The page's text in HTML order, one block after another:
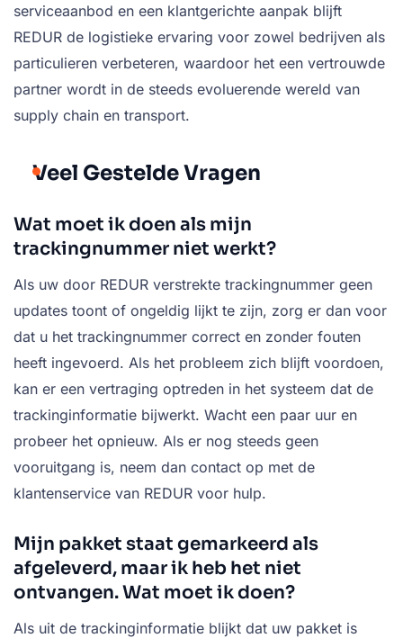
serviceaanbod en een klantgerichte aanpak blijft
REDUR de logistieke ervaring voor zowel bedrijven als
particulieren verbeteren, waardoor het een vertrouwde
partner wordt in de steeds evoluerende wereld van
supply chain en transport.
Veel Gestelde Vragen
Wat moet ik doen als mijn
trackingnummer niet werkt?
Als uw door REDUR verstrekte trackingnummer geen
updates toont of ongeldig lijkt te zijn, zorg er dan voor
dat u het trackingnummer correct en zonder fouten
heeft ingevoerd. Als het probleem zich blijft voordoen,
kan er een vertraging optreden in het systeem dat de
trackinginformatie bijwerkt. Wacht een paar uur en
probeer het opnieuw. Als er nog steeds geen
vooruitgang is, neem dan contact op met de
klantenservice van REDUR voor hulp.
Mijn pakket staat gemarkeerd als
afgeleverd, maar ik heb het niet
ontvangen. Wat moet ik doen?
Als uit de trackinginformatie blijkt dat uw pakket is